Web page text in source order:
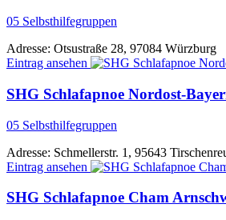
05 Selbsthilfegruppen
Adresse: Otsustraße 28, 97084 Würzburg
Eintrag ansehen
SHG Schlafapnoe Nordost-
05 Selbsthilfegruppen
Adresse: Schmellerstr. 1, 95643
Eintrag ansehen
SHG Schlafapnoe Cham